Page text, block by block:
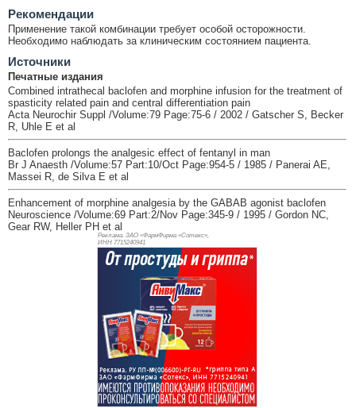
Рекомендации
Применение такой комбинации требует особой осторожности.
Необходимо наблюдать за клиническим состоянием пациента.
Источники
Печатные издания
Combined intrathecal baclofen and morphine infusion for the treatment of
spasticity related pain and central differentiation pain
Acta Neurochir Suppl /Volume:79 Page:75-6 / 2002 / Gatscher S, Becker
R, Uhle E et al
Baclofen prolongs the analgesic effect of fentanyl in man
Br J Anaesth /Volume:57 Part:10/Oct Page:954-5 / 1985 / Panerai AE,
Massei R, de Silva E et al
Enhancement of morphine analgesia by the GABAB agonist baclofen
Neuroscience /Volume:69 Part:2/Nov Page:345-9 / 1995 / Gordon NC,
Gear RW, Heller PH et al
Реклама. ЗАО «ФармФирма «Сотекс»,
ИНН 7715240941